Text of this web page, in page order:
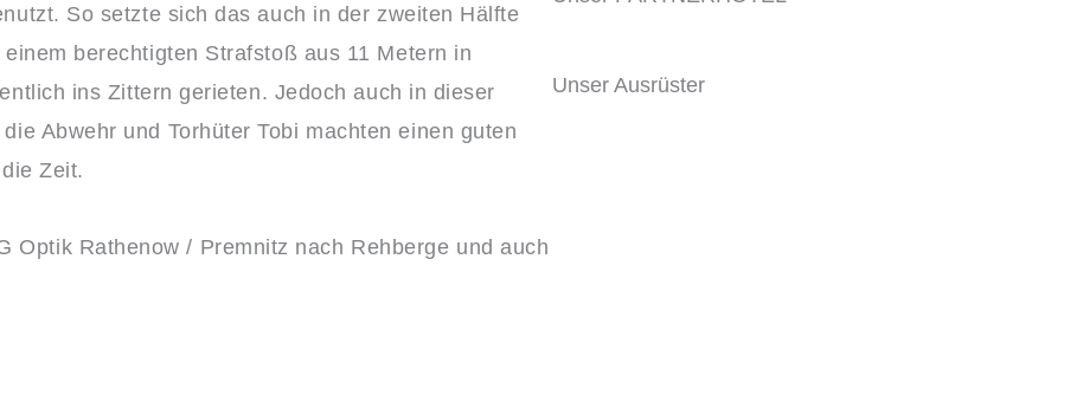
So setzte sich das auch in der zweiten Hälfte
berechtigten Strafstoß aus 11 Metern in
ins Zittern gerieten. Jedoch auch in dieser
Abwehr und Torhüter Tobi machten einen guten
Zeit.
Optik Rathenow / Premnitz nach Rehberge und auch
Unser Ausrüster